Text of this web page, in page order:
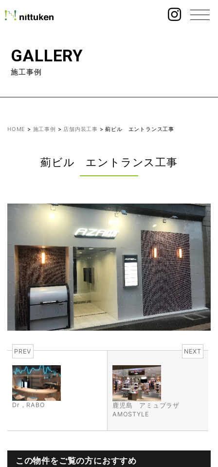
GALLERY
施工事例
HOME > 施工事例 > 店舗内装工事 >薊ビル エントランス工事
薊ビル エントランス工事
PREV
Dr，RABO
NEXT
鹿児島 アミュプラザ
AMOSTYLE
この物件をご覧の方におすすめ